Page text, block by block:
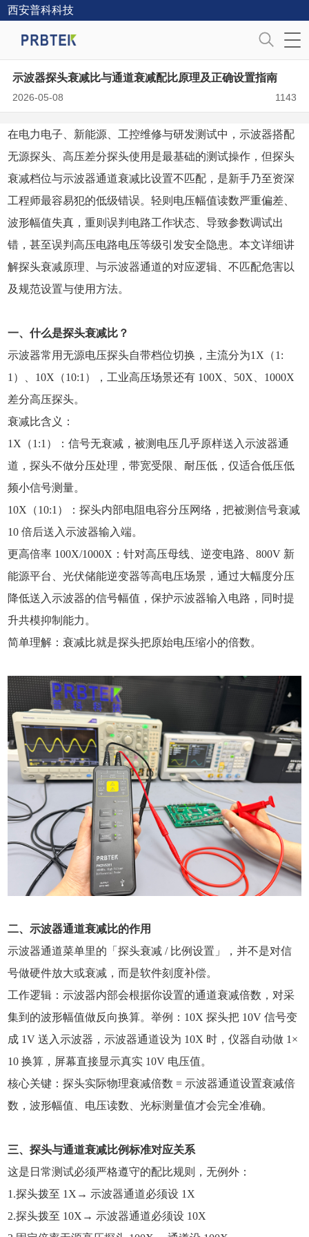
西安普科科技
示波器探头衰减比与通道衰减配比原理及正确设置指南
2026-05-08 1143
在电力电子、新能源、工控维修与研发测试中，示波器搭配
无源探头、高压差分探头使用是最基础的测试操作，但探头
衰减档位与示波器通道衰减比设置不匹配，是新手乃至资深
工程师最容易犯的低级错误。轻则电压幅值读数严重偏差、
波形幅值失真，重则误判电路工作状态、导致参数调试出
错，甚至误判高压电路电压等级引发安全隐患。本文详细讲
解探头衰减原理、与示波器通道的对应逻辑、不匹配危害以
及规范设置与使用方法。
一、什么是探头衰减比？
示波器常用无源电压探头自带档位切换，主流分为1X（1:
1）、10X（10:1），工业高压场景还有 100X、50X、1000X
差分高压探头。
衰减比含义：
1X（1:1）：信号无衰减，被测电压几乎原样送入示波器通
道，探头不做分压处理，带宽受限、耐压低，仅适合低压低
频小信号测量。
10X（10:1）：探头内部电阻电容分压网络，把被测信号衰减
10 倍后送入示波器输入端。
更高倍率 100X/1000X：针对高压母线、逆变电路、800V 新
能源平台、光伏储能逆变器等高电压场景，通过大幅度分压
降低送入示波器的信号幅值，保护示波器输入电路，同时提
升共模抑制能力。
简单理解：衰减比就是探头把原始电压缩小的倍数。
二、示波器通道衰减比的作用
示波器通道菜单里的「探头衰减 / 比例设置」，并不是对信
号做硬件放大或衰减，而是软件刻度补偿。
工作逻辑：示波器内部会根据你设置的通道衰减倍数，对采
集到的波形幅值做反向换算。举例：10X 探头把 10V 信号变
成 1V 送入示波器，示波器通道设为 10X 时，仪器自动做 1×
10 换算，屏幕直接显示真实 10V 电压值。
核心关键：探头实际物理衰减倍数 = 示波器通道设置衰减倍
数，波形幅值、电压读数、光标测量值才会完全准确。
三、探头与通道衰减比例标准对应关系
这是日常测试必须严格遵守的配比规则，无例外：
1.探头拨至 1X→ 示波器通道必须设 1X
2.探头拨至 10X→ 示波器通道必须设 10X